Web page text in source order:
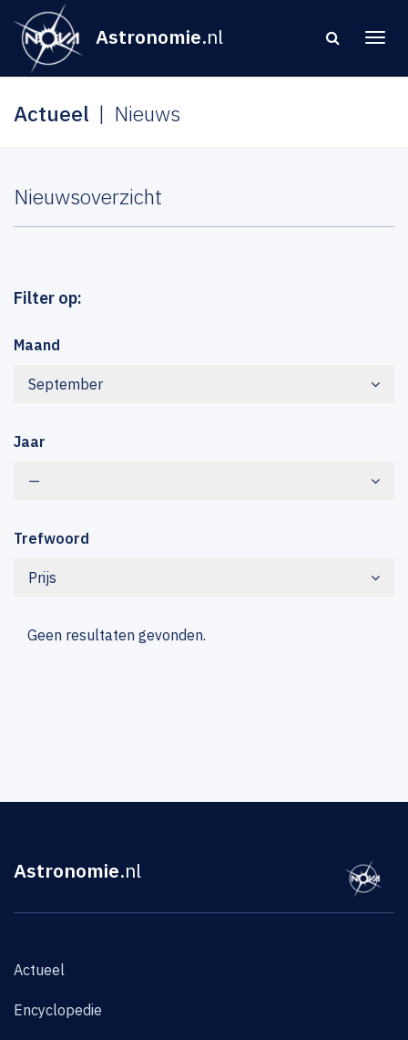
Astronomie.nl
Actueel Nieuws
Nieuwsoverzicht
Filter op:
Maand
September
Jaar
—
Trefwoord
Prijs
Geen resultaten gevonden.
Astronomie.nl
Actueel
Encyclopedie